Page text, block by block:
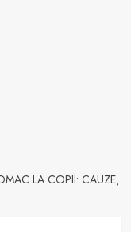
LA COPII: CAUZE,